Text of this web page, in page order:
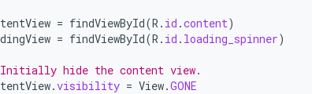
= findViewById(R . id .content)
= findViewById(R . id . loading_spinner)
hide the content view.
.visibility = View.GONE